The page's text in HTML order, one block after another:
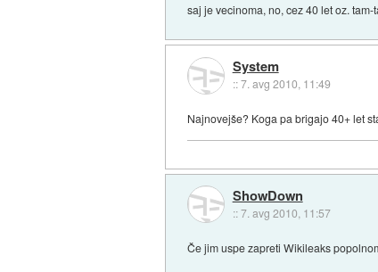
saj je vecinoma, no, cez 40 let oz.
System
::7. avg 2010, 11:49
Najnovejše? Koga pa brigajo 40+ let
ShowDown
::7. avg 2010, 11:57
Če jim uspe zapreti Wikileaks